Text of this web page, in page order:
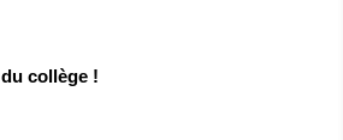
du collège !